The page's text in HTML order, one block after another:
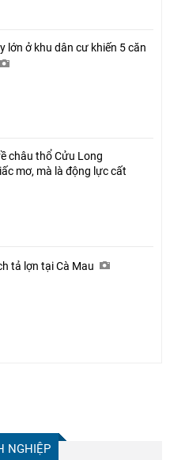
lớn ở khu dân cư khiến 5 căn
châu thổ Cửu Long
mơ, mà là động lực cất
tả lợn tại Cà Mau
NGHIỆP